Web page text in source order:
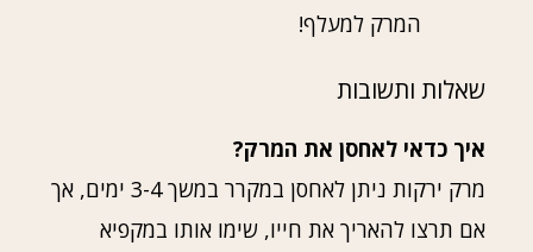
המרק למעלף!
שאלות ותשובות
איך כדאי לאחסן את המרק?
מרק ירקות ניתן לאחסן במקרר במשך 3-4 ימים, אך
אם תרצו להאריך את חייו, שימו אותו במקפיא